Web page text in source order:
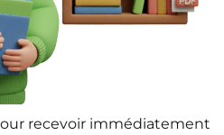
recevoir immédiatement